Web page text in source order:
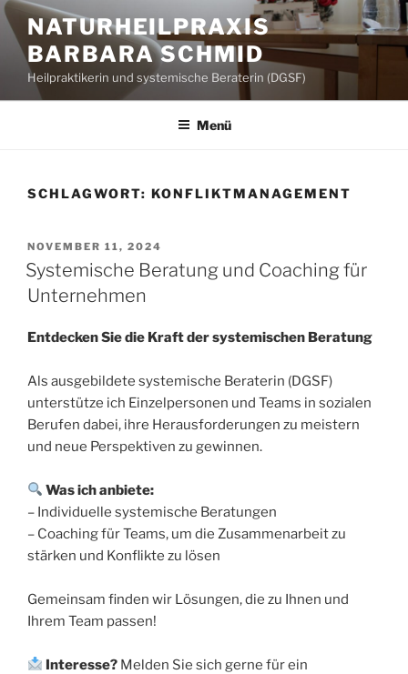
Zum
Inhalt
springen
NATURHEILPRAXIS
BARBARA SCHMID
Heilpraktikerin und systemische Beraterin (DGSF)
Menü
SCHLAGWORT: KONFLIKTMANAGEMENT
VERÖFFENTLICHT
AM
NOVEMBER 11, 2024
Systemische Beratung und Coaching für
Unternehmen
Entdecken Sie die Kraft der systemischen Beratung
Als ausgebildete systemische Beraterin (DGSF)
unterstütze ich Einzelpersonen und Teams in sozialen
Berufen dabei, ihre Herausforderungen zu meistern
und neue Perspektiven zu gewinnen.
Was ich anbiete:
– Individuelle systemische Beratungen
– Coaching für Teams, um die Zusammenarbeit zu
stärken und Konflikte zu lösen
Gemeinsam finden wir Lösungen, die zu Ihnen und
Ihrem Team passen!
Interesse? Melden Sie sich gerne für ein